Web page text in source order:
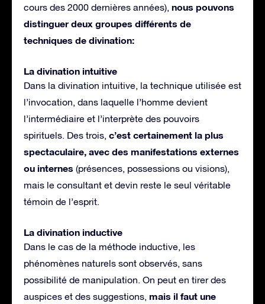
cours des 2000 dernières années), nous pouvons
distinguer deux groupes différents de
techniques de divination:
La divination intuitive
Dans la divination intuitive, la technique utilisée est
l’invocation, dans laquelle l’homme devient
l’intermédiaire et l’interprète des pouvoirs
spirituels. Des trois, c’est certainement la plus
spectaculaire, avec des manifestations externes
ou internes (présences, possessions ou visions),
mais le consultant et devin reste le seul véritable
témoin de l’esprit.
La divination inductive
Dans le cas de la méthode inductive, les
phénomènes naturels sont observés, sans
possibilité de manipulation. On peut en tirer des
auspices et des suggestions, mais il faut une